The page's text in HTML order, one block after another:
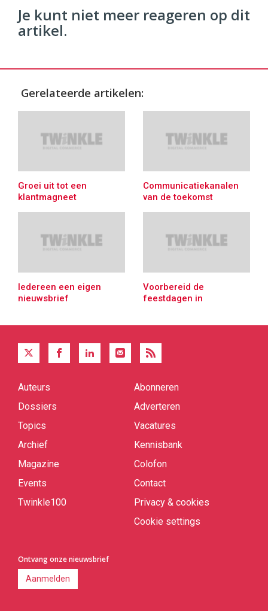
Je kunt niet meer reageren op dit
artikel.
Gerelateerde artikelen:
Groei uit tot een
klantmagneet
Communicatiekanalen
van de toekomst
Iedereen een eigen
nieuwsbrief
Voorbereid de
feestdagen in
Quick
Auteurs
Dossiers
Topics
Archief
Magazine
Events
Twinkle100
Abonneren
Adverteren
Vacatures
Kennisbank
Colofon
Contact
Privacy & cookies
Cookie settings
Ontvang onze nieuwsbrief
Aanmelden